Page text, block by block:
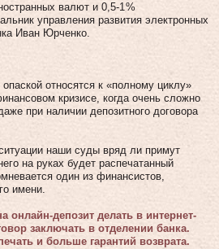
валют и 0,5‑1 %
управления развития электронных
Иван Юрченко.
относятся к «полному циклу»
кризисе, когда очень сложно
при наличии депозитного договора
наши суды вряд ли примут
на руках будет распечатанный
один из финансистов,
имени.
онлайн-депозит делать в интернет-
заключать в отделении банка.
и больше гарантий возврата.